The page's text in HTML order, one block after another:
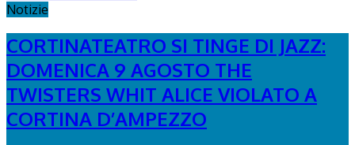
Notizie
CORTINATEATRO SI TINGE DI JAZZ:
DOMENICA 9 AGOSTO THE
TWISTERS WHIT ALICE VIOLATO A
CORTINA D’AMPEZZO